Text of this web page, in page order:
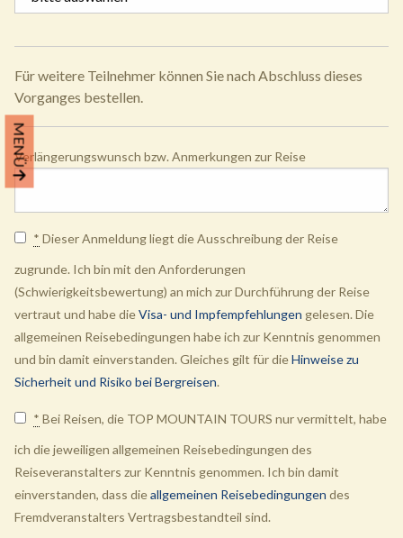
MENÜ
Für weitere Teilnehmer können Sie nach Abschluss dieses
Vorganges bestellen.
Verlängerungswunsch bzw. Anmerkungen zur Reise
* Dieser Anmeldung liegt die Ausschreibung der Reise
zugrunde. Ich bin mit den Anforderungen
(Schwierigkeitsbewertung) an mich zur Durchführung der Reise
vertraut und habe dieVisa- und Impfempfehlungen gelesen. Die
allgemeinen Reisebedingungen habe ich zur Kenntnis genommen
und bin damit einverstanden. Gleiches gilt für dieHinweise zu
Sicherheit und Risiko bei Bergreisen.
* Bei Reisen, die TOP MOUNTAIN TOURS nur vermittelt, habe
ich die jeweiligen allgemeinen Reisebedingungen des
Reiseveranstalters zur Kenntnis genommen. Ich bin damit
einverstanden, dass dieallgemeinen Reisebedingungen des
Fremdveranstalters Vertragsbestandteil sind.